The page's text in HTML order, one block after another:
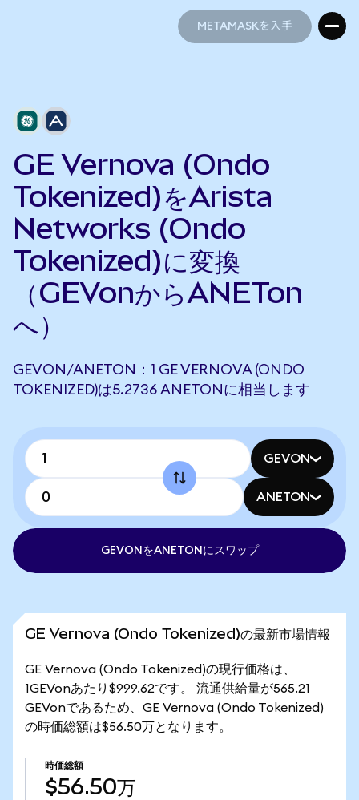
METAMASKを入手
GE Vernova (Ondo
Tokenized)をArista
Networks (Ondo
Tokenized)に変換
（GEVonからANETon
へ）
GEVON/ANETON：1 GE VERNOVA (ONDO
TOKENIZED)は5.2736 ANETONに相当します
GEVON
ANETON
GEVONをANETONにスワップ
GE Vernova (Ondo Tokenized)の最新市場情報
GE Vernova (Ondo Tokenized)の現行価格は、
1GEVonあたり$999.62です。 流通供給量が565.21
GEVonであるため、GE Vernova (Ondo Tokenized)
の時価総額は$56.50万となります。
時価総額
$56.50万